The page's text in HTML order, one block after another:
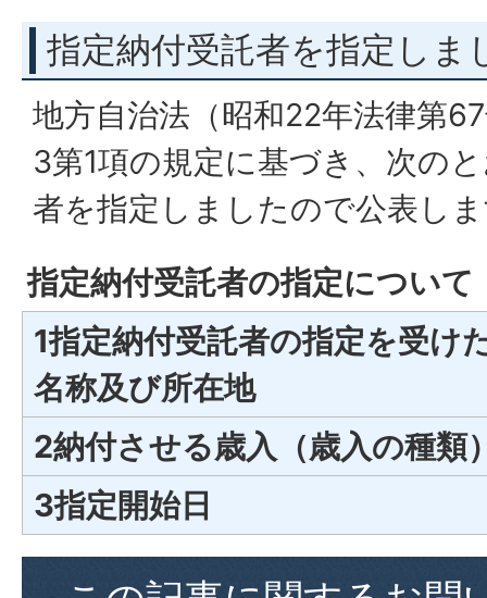
指定納付受託者を指定しま
地方自治法（昭和22年法律第
3第1項の規定に基づき、次の
者を指定しましたので公表し
指定納付受託者の指定について
1指定納付受託者の指定を受け
名称及び所在地
2納付させる歳入（歳入の種類
3指定開始日